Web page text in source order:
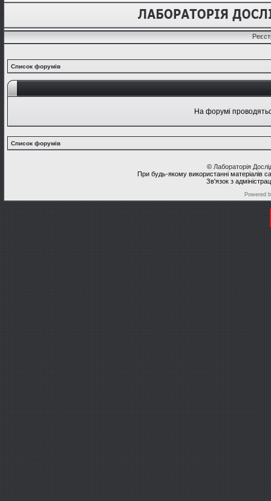
Список форумів
На форумі
Список форумів
© Лабораторія
При будь-якому використанні матеріалів
Зв'язок з
Powered